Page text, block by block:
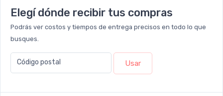
Elegí dónde recibir tus compras
Podrás ver costos y tiempos de entrega precisos en todo lo que
busques.
Código postal Usar
Déjanos tu consulta